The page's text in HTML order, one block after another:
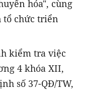
hóa", cùng
tổ chức triển
kiểm tra việc
4 khóa XII,
số 37-QĐ/TW,